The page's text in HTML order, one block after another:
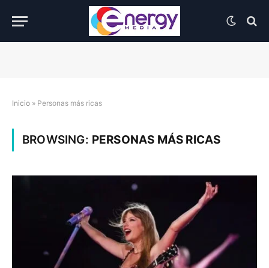
Inicio » Personas más ricas
BROWSING: PERSONAS MÁS RICAS